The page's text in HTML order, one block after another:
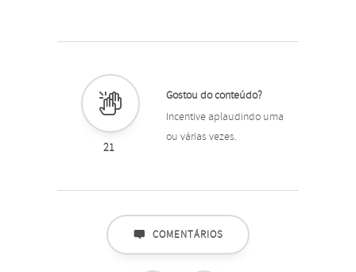
21
Gostou do conteúdo?
Incentive aplaudindo uma
ou várias vezes.
COMENTÁRIOS